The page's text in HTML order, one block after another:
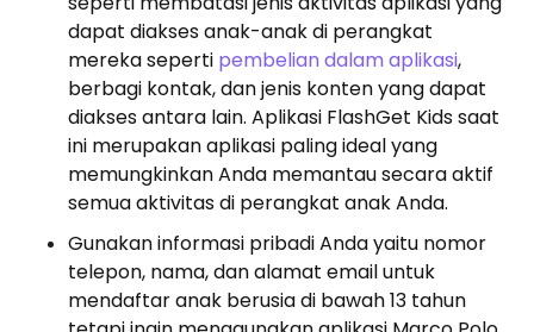
dapat diakses anak-anak di perangkat
mereka seperti pembelian dalam aplikasi,
berbagi kontak, dan jenis konten yang dapat
diakses antara lain. Aplikasi FlashGet Kids saat
ini merupakan aplikasi paling ideal yang
memungkinkan Anda memantau secara aktif
semua aktivitas di perangkat anak Anda.
Gunakan informasi pribadi Anda yaitu nomor
telepon, nama, dan alamat email untuk
mendaftar anak berusia di bawah 13 tahun